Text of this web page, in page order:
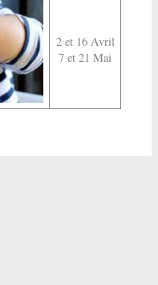
2 et 16 Avril
7 et 21 Mai